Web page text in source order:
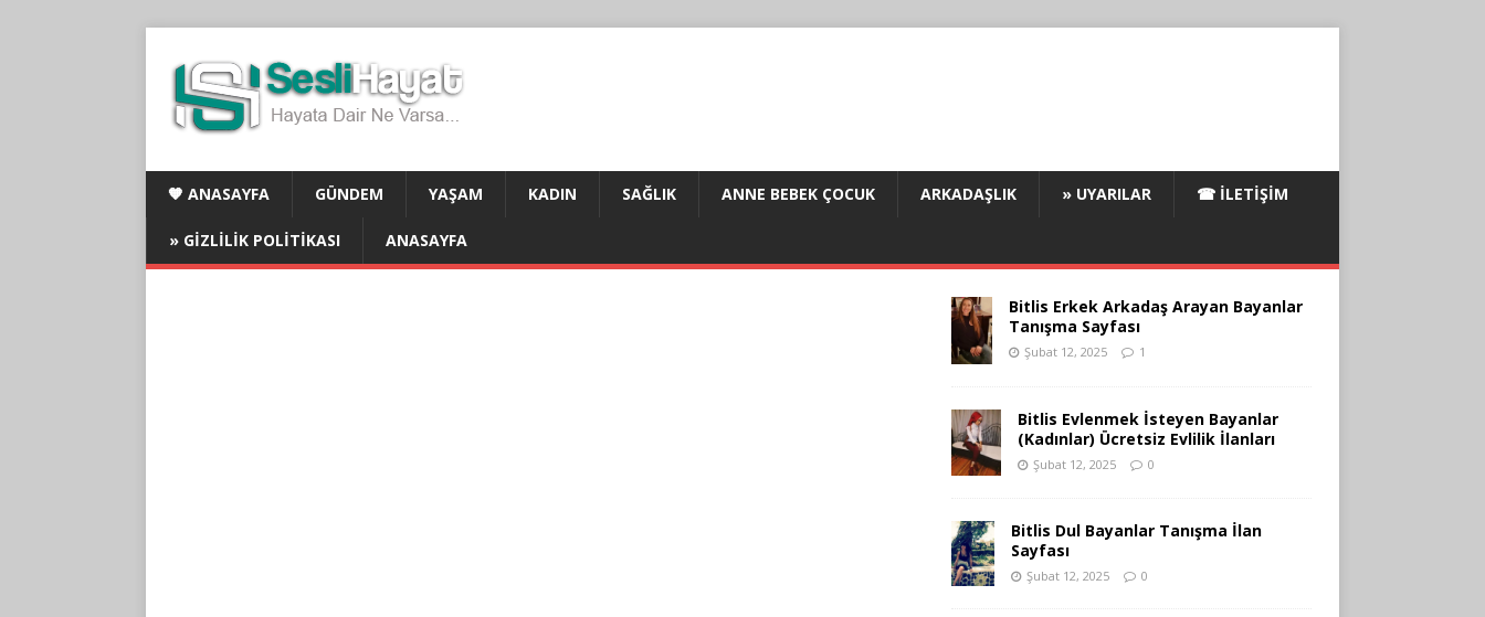
🧡 ANASAYFA GÜNDEM YAŞAM KADIN SAĞLIK ANNE BEBEK ÇOCUK ARKADAŞLIK » UYARILAR ☎ İLETIŞIM
» GIZLILIK POLITIKASI ANASAYFA
Bitlis Erkek Arkadaş Arayan Bayanlar
Tanışma Sayfası
Şubat 12, 2025 1
Bitlis Evlenmek İsteyen Bayanlar
(Kadınlar) Ücretsiz Evlilik İlanları
Şubat 12, 2025 0
Bitlis Dul Bayanlar Tanışma İlan
Sayfası
Şubat 12, 2025 0